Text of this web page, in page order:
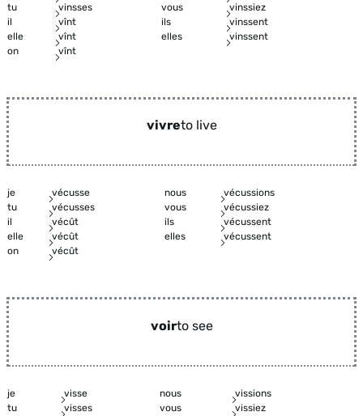
tu
vinsses vous
vinssiez
il
vînt ils
vinssent
elle
vînt elles
vinssent
on
vînt
vivreto live
je vécusse nous
vécussions
tu
vécusses vous
vécussiez
il
vécût ils
vécussent
elle
vécût elles
vécussent
on
vécût
voirto see
je visse nous
vissions
tu
visses vous vissiez